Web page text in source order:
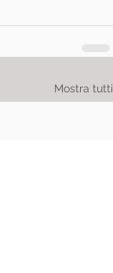
Mostra tutti